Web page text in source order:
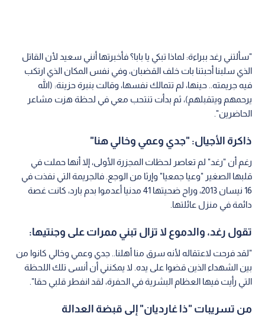
"سألتني رغد ببراءة: لماذا تبكي يا بابا؟ فأخبرتها أنني سعيد لأن القاتل
الذي سلبنا أحبتنا بات خلف القضبان، وفي نفس المكان الذي ارتكب
فيه جريمته.. حينها، لم تتمالك نفسها، وقالت بنبرة حزينة: (الله
يرحمهم ويتقبلهم)، ثم بدأت تنتحب معي في لحظة هزت مشاعر
الحاضرين".
ذاكرة الأجيال: "جدي وعمي وخالي هنا"
رغم أن "رغد" لم تعاصر لحظات المجزرة الأولى، إلا أنها حملت في
قلبها الصغير "وعيا جمعيا" وإرثا من الوجع. فالجريمة التي نفذت في
16 نيسان 2013، وراح ضحيتها 41 مدنيا أعدموا بدم بارد، كانت غصة
دائمة في منزل عائلتها.
تقول رغد، والدموع لا تزال تبني ممرات على وجنتيها:
"لقد فرحت لاعتقاله لأنه سرق منا أهلنا.. جدي وعمي وخالي كانوا من
بين الشهداء الذين قضوا على يده. لا يمكنني أن أنسى تلك اللحظة
التي رأيت فيها العظام البشرية في الحفرة، لقد انفطر قلبي حقا".
من تسريبات "ذا غارديان" إلى قبضة العدالة